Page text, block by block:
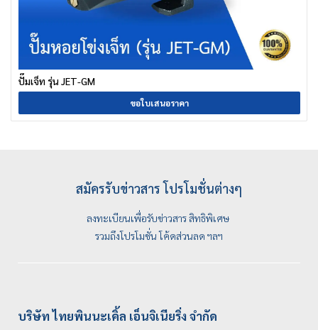
ปั๊มเจ็ท รุ่น JET-GM
ขอใบเสนอราคา
สมัครรับข่าวสาร โปรโมชั่นต่างๆ
ลงทะเบียนเพื่อรับข่าวสาร สิทธิพิเศษ
รวมถึงโปรโมชั่น โค้ดส่วนลด ฯลฯ
บริษัท ไทยพินนะเคิ้ล เอ็นจิเนียริ่ง จำกัด